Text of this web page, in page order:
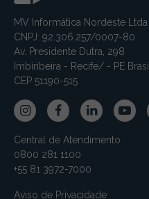
MV Informática Nordeste Ltda
CNPJ: 92.306.257/0007-80
Av. Presidente Dutra, 298
Imbiribeira - Recife/ - PE Brasil
CEP 51190-515
Central de Atendimento
0800 281 1100
+55 81 3972-7000
Aviso de Privacidade